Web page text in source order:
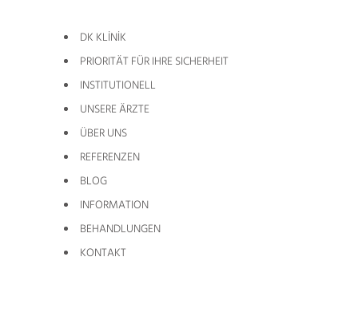
DK KLİNİK
PRIORITÄT FÜR IHRE SICHERHEIT
INSTITUTIONELL
UNSERE ÄRZTE
ÜBER UNS
REFERENZEN
BLOG
INFORMATION
BEHANDLUNGEN
KONTAKT